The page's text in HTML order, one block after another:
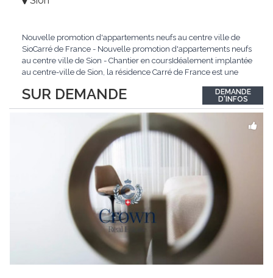
SUR DEMANDE
Nouvelle promotion d'appartements neufs au centre ville de
SioCarré de France - Nouvelle promotion d'appartements neufs
au centre ville de Sion - Chantier en coursIdéalement implantée
au centre-ville de Sion, la résidence Carré de France est une
contemporaine, qualité de vie et emplacement privilégié.Ce
projet d'envergure comprend 38...
DEMANDE
D'INFOS